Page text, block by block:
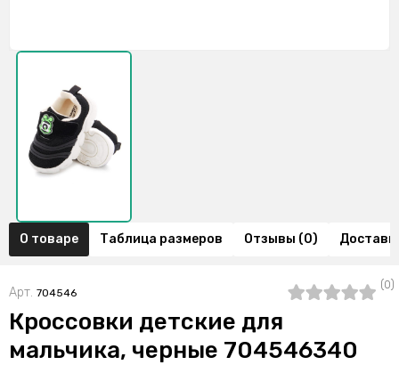
О товаре Таблица размеров Отзывы (0)
Арт. 704546
(0)
Кроссовки детские для
мальчика, черные 704546340